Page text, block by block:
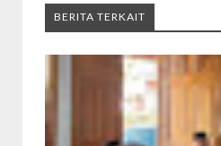
BERITA TERKAIT